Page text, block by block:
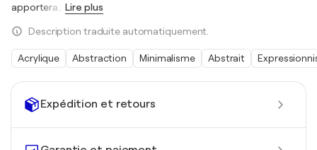
Expédition et retours
apportera
Lire plus
Description traduite automatiquement.
Acrylique Abstraction Minimalisme Abstrait